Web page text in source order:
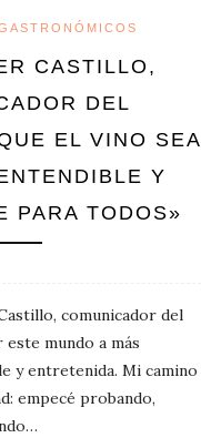
CASTILLO,
DEL
EL VINO SEA
Y
PARA TODOS»
comunicador del
mundo a más
y entretenida. Mi camino
empecé probando,